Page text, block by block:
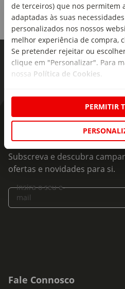
de terceiros) que nos permitem
adaptadas às suas
personalizados nos nossos
melhor experiência de compra,
Se pretender rejeitar ou
clique em "Personalizar". Para
nossa Política de Cookies
PERMITIR
Tamanho:
Cabine
Material:
Exterior: 95% ABS e 5%
Poliéster; Pega: Aço; Rodas:
Dimensões:
Altura x Comprimento x
(incluindo as rodas)
Linha:
Divisórias:
As novidades mais
Subscreva e descubra
ofertas e novidades para si.
Insira o seu e-
mail
Fale Connosco